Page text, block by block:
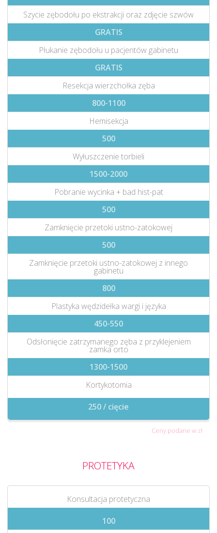
Szycie zębodołu po ekstrakcji oraz zdjęcie szwów
GRATIS
Płukanie zębodołu u pacjentów gabinetu
GRATIS
Resekcja wierzchołka zęba
800-1100
Hemisekcja
500
Wyłuszczenie torbieli
1500-2000
Pobranie wycinka + bad hist-pat
500
Zamknięcie przetoki ustno-zatokowej
500
Zamknięcie przetoki ustno-zatokowej z innego
gabinetu
800
Plastyka wędzidełka wargi i języka
450-550
Odsłonięcie zatrzymanego zęba z przyklejeniem
zamka orto
1300-1500
Kortykotomia
250 / cięcie
Ceny podane w zł
PROTETYKA
Konsultacja protetyczna
100